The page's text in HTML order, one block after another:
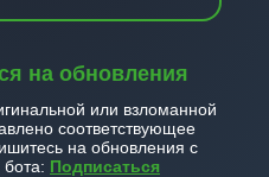
на обновления
или взломанной
соответствующее
на обновления с
Подписаться